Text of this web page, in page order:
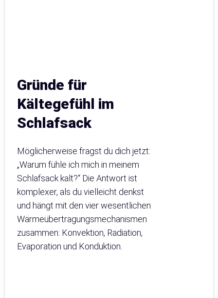
Gründe für
Kältegefühl im
Schlafsack
Möglicherweise fragst du dich jetzt:
„Warum fühle ich mich in meinem
Schlafsack kalt?“ Die Antwort ist
komplexer, als du vielleicht denkst
und hängt mit den vier wesentlichen
Wärmeübertragungsmechanismen
zusammen: Konvektion, Radiation,
Evaporation und Konduktion.